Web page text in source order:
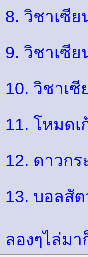
8. วิชาเซี
9. วิชาเซี
10. วิชาเ
11. โหมดเ
12. ดาวก
13. บอลสั
ลองๆไล่ม